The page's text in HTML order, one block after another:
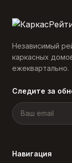
Независимый
каркасных
ежеквартально.
Следите за
Навигация